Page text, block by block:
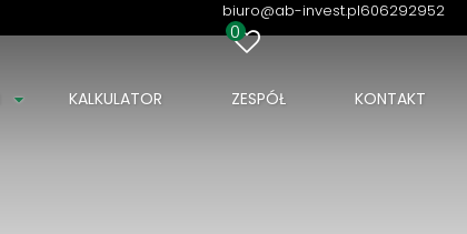
biuro@ab-invest.pl606292952
0
KALKULATOR ZESPÓŁ KONTAKT